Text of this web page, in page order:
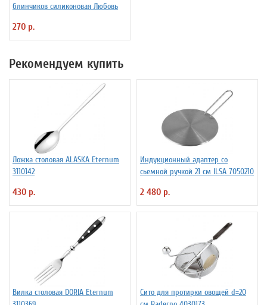
блинчиков силиконовая Любовь
270 р.
Рекомендуем купить
Ложка столовая ALASKA Eternum
3110142
430 р.
Индукционный адаптер со
сьемной ручкой 21 см ILSA 7050210
2 480 р.
Вилка столовая DORIA Eternum
Сито для протирки овощей d=20